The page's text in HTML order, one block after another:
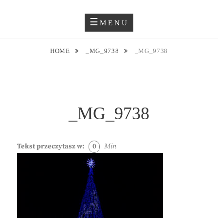
JUSTYNA EWA GROCHOWSKA
MENU
HOME _MG_9738 _MG_9738
_MG_9738
Tekst przeczytasz w: 0 Min